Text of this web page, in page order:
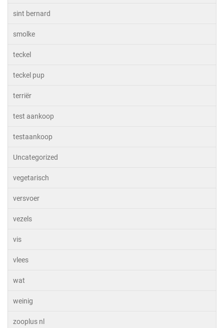
sint bernard
smolke
teckel
teckel pup
terriër
test aankoop
testaankoop
Uncategorized
vegetarisch
versvoer
vezels
vis
vlees
wat
weinig
zooplus nl